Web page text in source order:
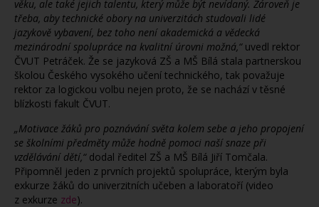
věku, ale také jejich talentu, který může být nevídaný. Zároveň je
třeba, aby technické obory na univerzitách studovali lidé
jazykově vybavení, bez toho není akademická a vědecká
mezinárodní spolupráce na kvalitní úrovni možná,“uvedl rektor
ČVUT Petráček. Že se jazyková ZŠ a MŠ Bílá stala partnerskou
školou Českého vysokého učení technického, tak považuje
rektor za logickou volbu nejen proto, že se nachází v těsné
blízkosti fakult ČVUT.
„Motivace žáků pro poznávání světa kolem sebe a jeho propojení
se školními předměty může hodně pomoci naší snaze při
vzdělávání dětí,“dodal ředitel ZŠ a MŠ Bílá Jiří Tomčala.
Připomněl jeden z prvních projektů spolupráce, kterým byla
exkurze žáků do univerzitních učeben a laboratoří (video
z exkurze zde).